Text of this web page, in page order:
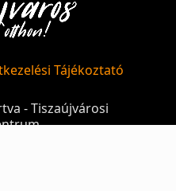
Tájékoztató
- Tiszaújvárosi